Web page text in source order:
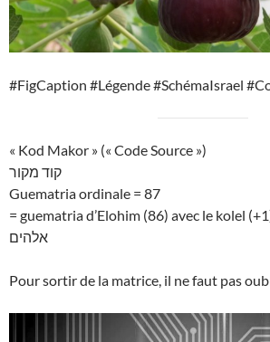
#FigCaption #Légende #SchémaIsrael
« Kod Makor » (« Code Source »)
קוד מקור
Guematria ordinale = 87
= guematria d’Elohim (86) avec le kolel
אלהים
Pour sortir de la matrice, il ne faut pas